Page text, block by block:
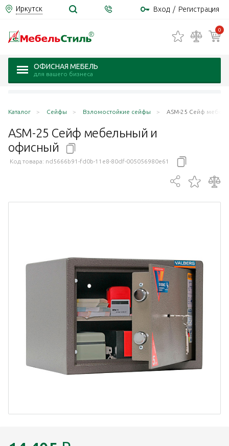
Иркутск Вход / Регистрация
0
ОФИСНАЯ МЕБЕЛЬ
для вашего бизнеса
Каталог Сейфы Взломостойкие сейфы ASM-25 Сейф
ASM-25 Сейф мебельный и
офисный
Код товара: nd5666b91-fd0b-11e8-80df-005056980e61